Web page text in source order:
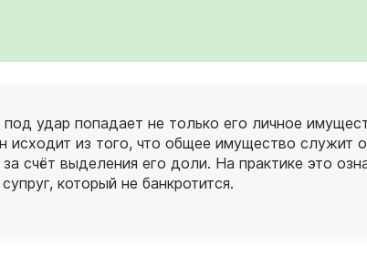
под удар попадает не только его личное
исходит из того, что общее имущество
счёт выделения его доли. На практике это
который не банкротится.